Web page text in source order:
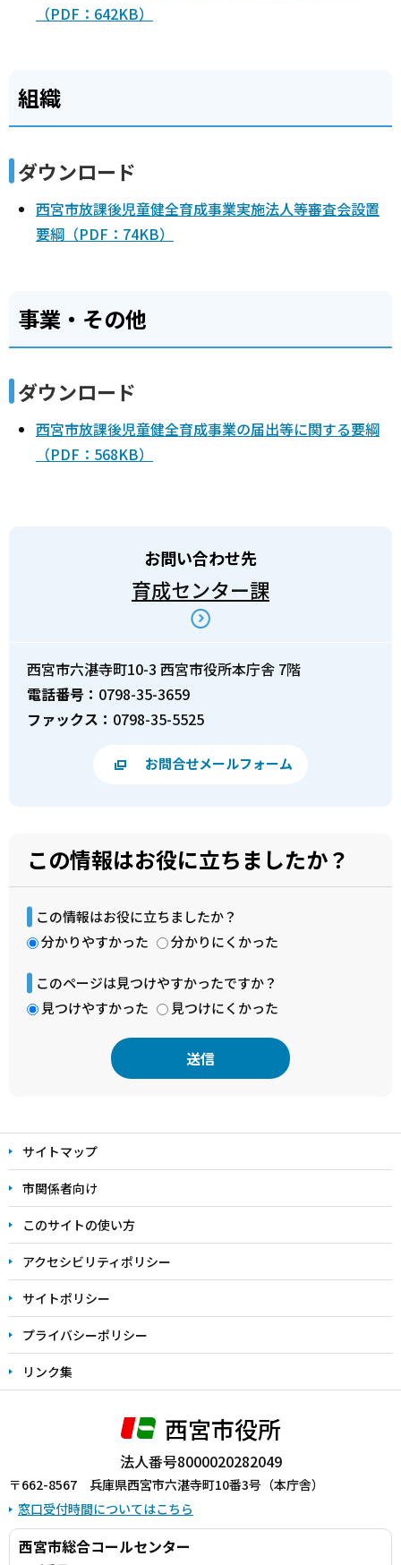
（PDF：642KB）
組織
ダウンロード
西宮市放課後児童健全育成事業実施法人等審査会設置
要綱（PDF：74KB）
事業・その他
ダウンロード
西宮市放課後児童健全育成事業の届出等に関する要綱
（PDF：568KB）
お問い合わせ先
育成センター課
西宮市六湛寺町10-3 西宮市役所本庁舎 7階
電話番号： 0798-35-3659
ファックス： 0798-35-5525
お問合せメールフォーム
この情報はお役に立ちましたか？
この情報はお役に立ちましたか？
分かりやすかった
分かりにくかった
このページは見つけやすかったですか？
見つけやすかった
見つけにくかった
文
こ
こ
ま
で
サイトマップ
市関係者向け
このサイトの使い方
アクセシビリティポリシー
サイトポリシー
プライバシーポリシー
リンク集
西宮市役所
法人番号8000020282049
〒662-8567 兵庫県西宮市六湛寺町10番3号（本庁舎）
窓口受付時間についてはこちら
西宮市総合コールセンター